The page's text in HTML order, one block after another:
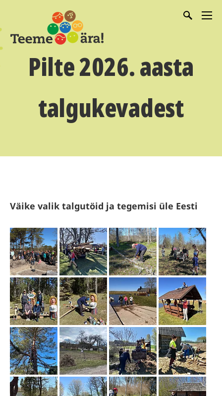
Pilte 2026. aasta
talgukevadest
Väike valik talgutöid ja tegemisi üle Eesti